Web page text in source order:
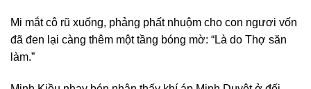
Mi mắt cô rũ xuống, phảng phất nhuộm cho con ngươi vốn
đã đen lại càng thêm một tầng bóng mờ: “Là do Thợ săn
làm.”